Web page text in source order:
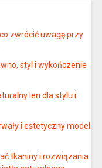
zwrócić uwagę przy
styl i wykończenie
len dla stylu i
i estetyczny model
tkaniny i rozwiązania